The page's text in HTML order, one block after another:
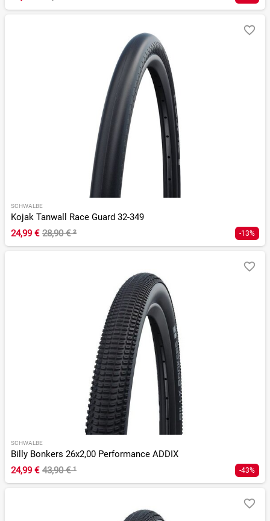
SCHWALBE
Kojak Tanwall Race Guard 32-349
24,99 € 28,90 €² -13%
SCHWALBE
Billy Bonkers 26x2,00 Performance ADDIX
24,99 € 43,90 €¹ -43%